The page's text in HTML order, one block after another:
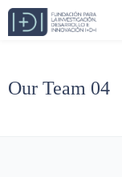
Our Team 04